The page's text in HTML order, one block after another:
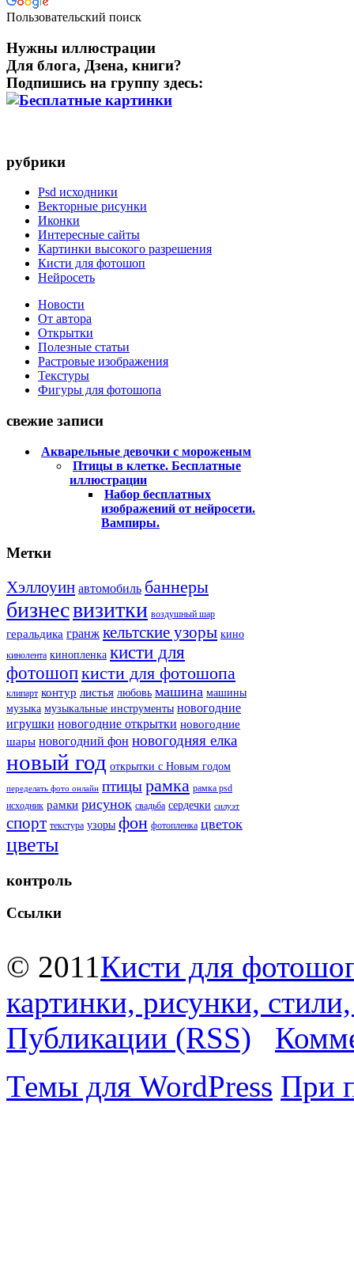
Пользовательский поиск
Нужны иллюстрации
Для блога, Дзена, книги?
Подпишись на группу здесь:
рубрики
Psd исходники
Векторные рисунки
Иконки
Интересные сайты
Картинки высокого разрешения
Кисти для фотошоп
Нейросеть
Новости
От автора
Открытки
Полезные статьи
Растровые изображения
Текстуры
Фигуры для фотошопа
свежие записи
Акварельные девочки с мороженым
Птицы в клетке. Бесплатные
иллюстрации
Набор бесплатных
изображений от нейросети.
Вампиры.
Метки
Хэллоуин автомобиль баннеры
бизнесвизитки воздушный шар
геральдика гранж кельтские узоры кино
кинолента кинопленка кисти для
фотошопкисти для фотошопа
клипарт контур листья любовь машина машины
музыка музыкальные инструменты новогодние
игрушки новогодние открытки новогодние
шары новогодний фон новогодняя елка
новый год открытки с Новым годом
переделать фото онлайн птицырамка рамка psd
исходник рамки рисунок свадьба сердечки силуэт
спорт текстура узоры фон фотопленка цветок
цветы
контроль
Ссылки
© 2011Кисти для
картинки, рисунки,
Публикации (RSS)
Темы для WordPress При